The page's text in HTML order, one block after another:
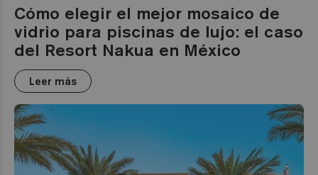
Cómo elegir el mejor mosaico de
vidrio para piscinas de lujo: el caso
del Resort Nakua en México
Leer más